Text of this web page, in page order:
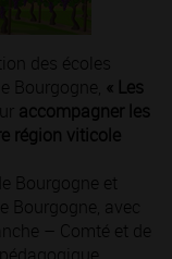
des écoles
Bourgogne, « Les
accompagner les
région viticole
Bourgogne et
Bourgogne, avec
– Comté et de